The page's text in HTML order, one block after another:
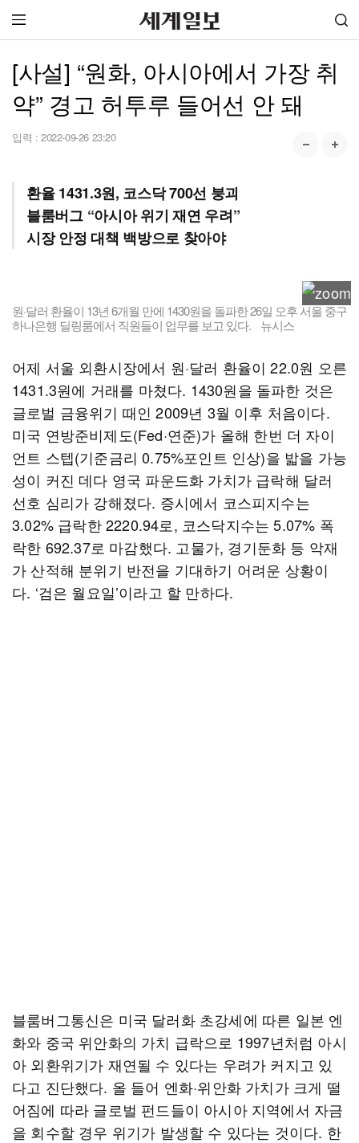
[사설] “원화, 아시아에서 가장 취
약” 경고 허투루 들어선 안 돼
입력 : 2022-09-26 23:20
환율 1431.3원, 코스닥 700선 붕괴
블룸버그 “아시아 위기 재연 우려”
시장 안정 대책 백방으로 찾아야
원·달러 환율이 13년 6개월 만에 1430원을 돌파한 26일 오후 서울 중구
하나은행 딜링룸에서 직원들이 업무를 보고 있다. 뉴시스
어제 서울 외환시장에서 원·달러 환율이 22.0원 오른
1431.3원에 거래를 마쳤다. 1430원을 돌파한 것은
글로벌 금융위기 때인 2009년 3월 이후 처음이다.
미국 연방준비제도(Fed·연준)가 올해 한번 더 자이
언트 스텝(기준금리 0.75%포인트 인상)을 밟을 가능
성이 커진 데다 영국 파운드화 가치가 급락해 달러
선호 심리가 강해졌다. 증시에서 코스피지수는
3.02% 급락한 2220.94로, 코스닥지수는 5.07% 폭
락한 692.37로 마감했다. 고물가, 경기둔화 등 악재
가 산적해 분위기 반전을 기대하기 어려운 상황이
다. ‘검은 월요일’이라고 할 만하다.
블룸버그통신은 미국 달러화 초강세에 따른 일본 엔
화와 중국 위안화의 가치 급락으로 1997년처럼 아시
아 외환위기가 재연될 수 있다는 우려가 커지고 있
다고 진단했다. 올 들어 엔화·위안화 가치가 크게 떨
어짐에 따라 글로벌 펀드들이 아시아 지역에서 자금
을 회수할 경우 위기가 발생할 수 있다는 것이다. 한